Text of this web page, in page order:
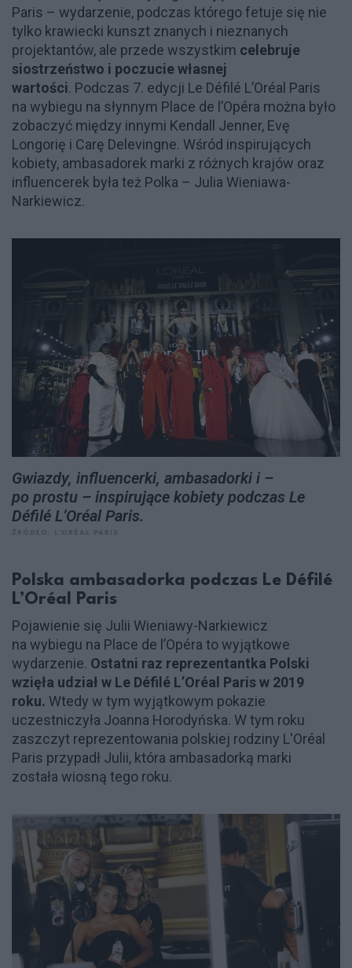
Paris – wydarzenie, podczas którego fetuje się nie
tylko krawiecki kunszt znanych i nieznanych
projektantów, ale przede wszystkim celebruje
siostrzeństwo i poczucie własnej
wartości. Podczas 7. edycji Le Défilé L’Oréal Paris
na wybiegu na słynnym Place de l’Opéra można było
zobaczyć między innymi Kendall Jenner, Evę
Longorię i Carę Delevingne. Wśród inspirujących
kobiety, ambasadorek marki z różnych krajów oraz
influencerek była też Polka – Julia Wieniawa-
Narkiewicz.
Gwiazdy, influencerki, ambasadorki i –
po prostu – inspirujące kobiety podczas Le
Défilé L’Oréal Paris.
Polska ambasadorka podczas Le Défilé
L’Oréal Paris
Pojawienie się Julii Wieniawy-Narkiewicz
na wybiegu na Place de l’Opéra to wyjątkowe
wydarzenie. Ostatni raz reprezentantka Polski
wzięła udział w Le Défilé L’Oréal Paris w 2019
roku. Wtedy w tym wyjątkowym pokazie
uczestniczyła Joanna Horodyńska. W tym roku
zaszczyt reprezentowania polskiej rodziny L'Oréal
Paris przypadł Julii, która ambasadorką marki
została wiosną tego roku.